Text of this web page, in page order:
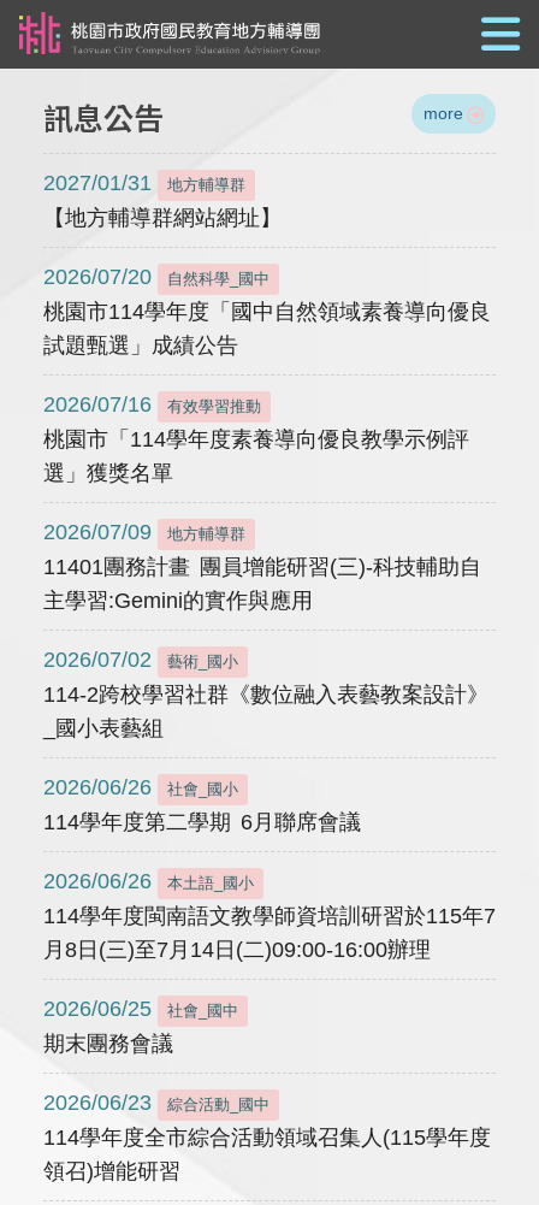
訊息公告 more
2027/01/31 地方輔導群
【地方輔導群網站網址】
2026/07/20 自然科學_國中
桃園市114學年度「國中自然領域素養導向優良
試題甄選」成績公告
2026/07/16 有效學習推動
桃園市「114學年度素養導向優良教學示例評
選」獲獎名單
2026/07/09 地方輔導群
11401團務計畫 團員增能研習(三)-科技輔助自
主學習:Gemini的實作與應用
2026/07/02 藝術_國小
114-2跨校學習社群《數位融入表藝教案設計》
_國小表藝組
2026/06/26 社會_國小
114學年度第二學期 6月聯席會議
2026/06/26 本土語_國小
114學年度閩南語文教學師資培訓研習於115年7
月8日(三)至7月14日(二)09:00-16:00辦理
2026/06/25 社會_國中
期末團務會議
2026/06/23 綜合活動_國中
114學年度全市綜合活動領域召集人(115學年度
領召)增能研習